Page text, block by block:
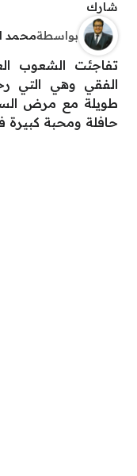
شارك
بواسطةمحمد
تفاجئت الشعوب
الفقي وهي التي
طويلة مع مرض
حافلة ومحبة كبيرة